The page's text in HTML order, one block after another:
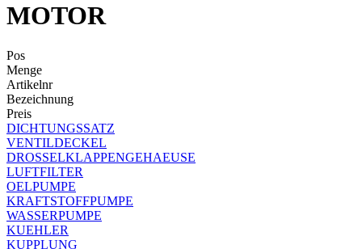
MOTOR
Pos
Menge
Artikelnr
Bezeichnung
Preis
DICHTUNGSSATZ
VENTILDECKEL
DROSSELKLAPPENGEHAEUSE
LUFTFILTER
OELPUMPE
KRAFTSTOFFPUMPE
WASSERPUMPE
KUEHLER
KUPPLUNG